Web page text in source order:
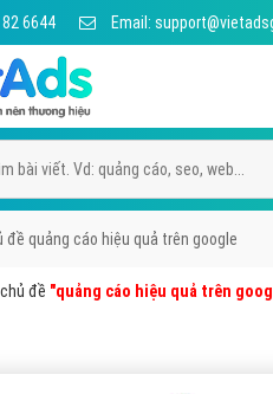
6644 Email:
đề quảng cáo hiệu quả trên google
đề "quảng cáo hiệu quả trên